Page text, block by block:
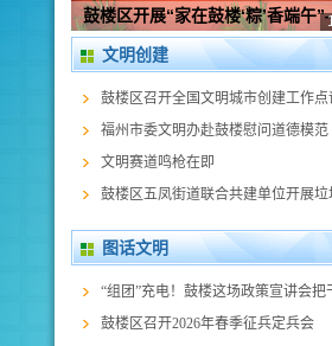
鼓楼首批“市民园长”上岗 浓厚文
鼓楼区开展“家在鼓楼‘粽’香端
州市“我们的节日 端午节”主题系
用好“文化阵地”，护航未成年人
鼓楼区启动“暑期阅读不放假”公益
巧手剪彩纸 欢乐迎新春
文明创建
鼓楼区召开全国文明城市创建工作点
福州市委文明办赴鼓楼慰问道德模范
文明赛道鸣枪在即
鼓楼区五凤街道联合共建单位开展垃
图话文明
“组团”充电！鼓楼这场政策宣讲会把
鼓楼区召开2026年春季征兵定兵会